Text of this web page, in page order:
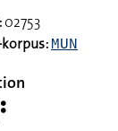
02753
korpus: MUN